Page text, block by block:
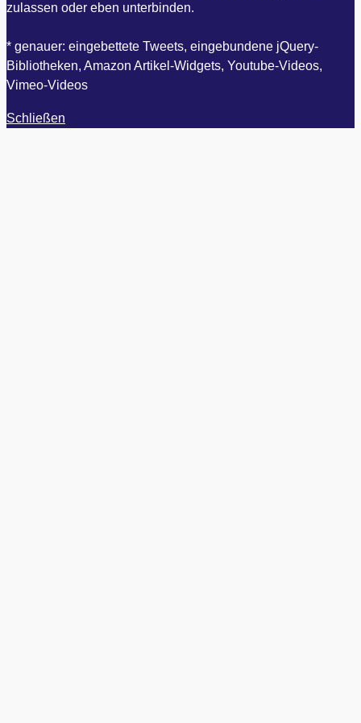
zulassen oder eben unterbinden.
* genauer: eingebettete Tweets, eingebundene jQuery-
Bibliotheken, Amazon Artikel-Widgets, Youtube-Videos,
Vimeo-Videos
Schließen